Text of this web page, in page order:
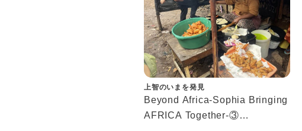
上智のいまを発見
Beyond Africa-Sophia Bringing
AFRICA Together-③